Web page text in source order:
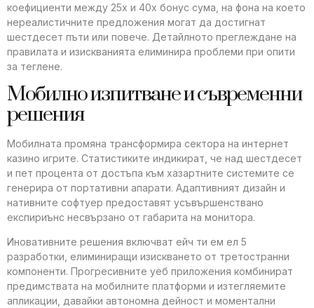
коефициенти между 25x и 40x бонус сума, на фона на което
нереалистичните предложения могат да достигнат
шестдесет пъти или повече. Детайлното преглеждане на
правилата и изискванията елиминира проблеми при опити
за теглене.
Мобилно изпитване и съвременни
решения
Мобилната промяна трансформира сектора на интернет
казино игрите. Статистиките индикират, че над шестдесет
и пет процента от достъпа към хазартните системите се
генерира от портативни апарати. Адаптивният дизайн и
нативните софтуер предоставят усъвършенствано
експириънс несвързано от габарита на монитора.
Иновативните решения включват ейч ти ем ел 5
разработки, елиминиращи изискването от третостранни
компоненти. Прогресивните уеб приложения комбинират
предимствата на мобилните платформи и изтегляемите
апликации, давайки автономна дейност и моментални